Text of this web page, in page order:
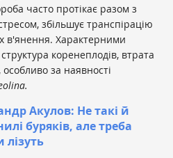
часто протікає разом з
збільшує транспірацію
в'янення. Характерними
коренеплодів, втрата
особливо за наявності
Акулов: Не такі й
буряків, але треба
лізуть